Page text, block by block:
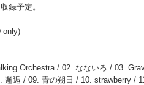
録予定。
only)
Orchestra / 02. なないろ / 03.
邂逅 / 09. 青の朔日 / 10. strawberry /